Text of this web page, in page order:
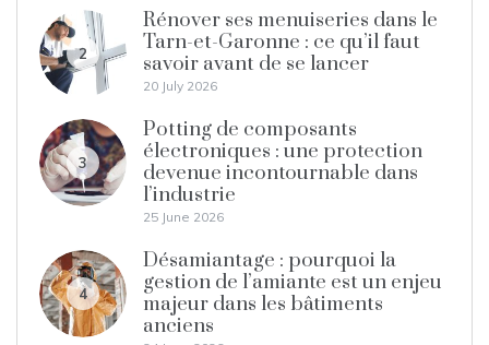
2
Rénover ses menuiseries dans le
Tarn-et-Garonne : ce qu’il faut
savoir avant de se lancer
20 July 2026
3
Potting de composants
électroniques : une protection
devenue incontournable dans
l’industrie
25 June 2026
4
Désamiantage : pourquoi la
gestion de l’amiante est un enjeu
majeur dans les bâtiments
anciens